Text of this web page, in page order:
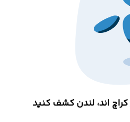
کراچ اند، لندن کشف کنید